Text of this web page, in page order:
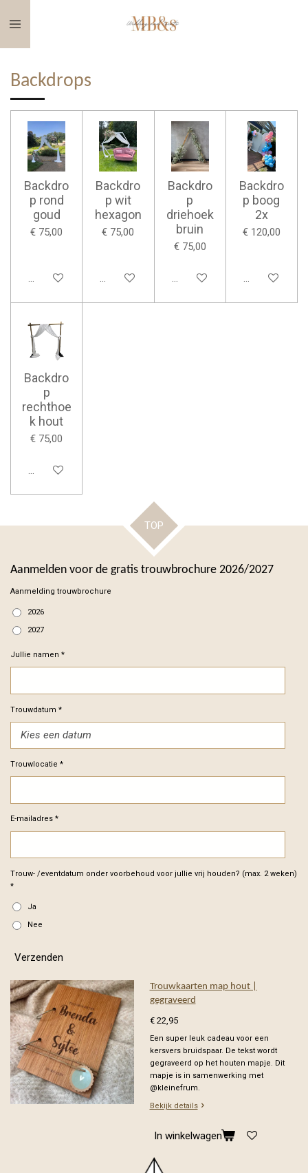
direct
naar
hoofdinhoud
Backdrops
Backdro
p rond
goud
€ 75,00
Bekijk details
Backdro
p wit
hexagon
€ 75,00
Bekijk details
Backdro
p
driehoek
bruin
€ 75,00
Bekijk details
Backdro
p boog
2x
€ 120,00
Bekijk details
Backdro
p
rechthoe
k hout
€ 75,00
Bekijk details
TOP
Aanmelden voor de gratis trouwbrochure 2026/2027
Aanmelding trouwbrochure
2026
2027
Jullie namen *
Trouwdatum *
Trouwlocatie *
E-mailadres *
Trouw- /eventdatum onder voorbehoud voor jullie vrij houden? (max. 2 weken)
*
Ja
Nee
Verzenden
Trouwkaarten map hout |
gegraveerd
€ 22,95
Een super leuk cadeau voor een
kersvers bruidspaar. De tekst wordt
gegraveerd op het houten mapje. Dit
mapje is in samenwerking met
@kleinefrum.
Bekijk details
In winkelwagen